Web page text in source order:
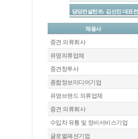
담당컨설턴트: 김선진 대표
채용사
중견 의류회사
유명의류업체
중견창투사
종합정보미디어기업
유명브랜드 의류업체
중견 의류회사
수입차 유통 및 정비서비스기업
글로벌패션기업